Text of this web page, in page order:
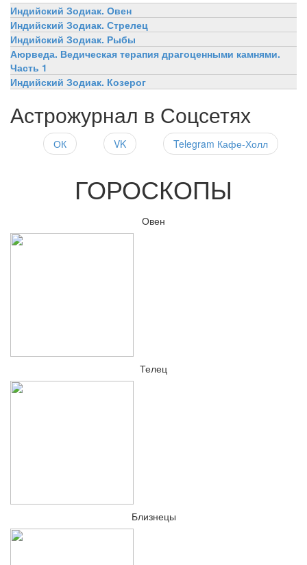
Индийский Зодиак. Овен
Индийский Зодиак. Стрелец
Индийский Зодиак. Рыбы
Аюрведа. Ведическая терапия драгоценными камнями.
Часть 1
Индийский Зодиак. Козерог
Астрожурнал в Соцсетях
ОК VK Telegram Кафе-Холл
ГОРОСКОПЫ
Овен
Телец
Близнецы